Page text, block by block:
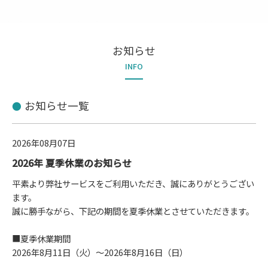
お知らせ
INFO
お知らせ一覧
2026年08月07日
2026年 夏季休業のお知らせ
平素より弊社サービスをご利用いただき、誠にありがとうござい
ます。
誠に勝手ながら、下記の期間を夏季休業とさせていただきます。
■夏季休業期間
2026年8月11日（火）～2026年8月16日（日）